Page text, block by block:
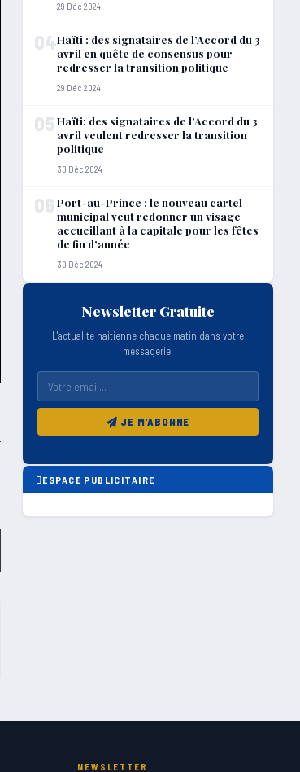
29 Déc 2024
04Haïti : des signataires de l’Accord du 3
avril en quête de consensus pour
redresser la transition politique
29 Déc 2024
05Haïti: des signataires de l’Accord du 3
avril veulent redresser la transition
politique
30 Déc 2024
06Port-au-Prince : le nouveau cartel
municipal veut redonner un visage
accueillant à la capitale pour les fêtes
de fin d’année
30 Déc 2024
Newsletter Gratuite
L'actualite haitienne chaque matin dans votre
messagerie.
JE M'ABONNE
ESPACE PUBLICITAIRE
NEWSLETTER